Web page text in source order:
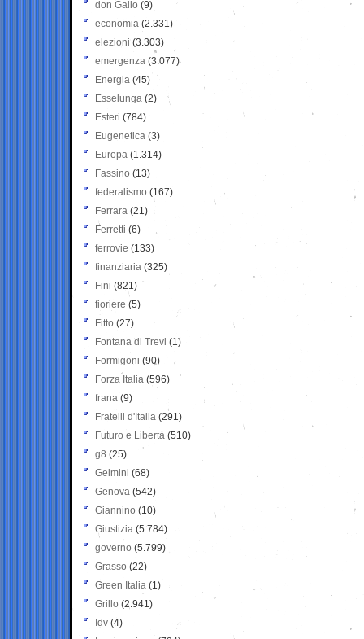
don Gallo (9)
economia (2.331)
elezioni (3.303)
emergenza (3.077)
Energia (45)
Esselunga (2)
Esteri (784)
Eugenetica (3)
Europa (1.314)
Fassino (13)
federalismo (167)
Ferrara (21)
Ferretti (6)
ferrovie (133)
finanziaria (325)
Fini (821)
fioriere (5)
Fitto (27)
Fontana di Trevi (1)
Formigoni (90)
Forza Italia (596)
frana (9)
Fratelli d'Italia (291)
Futuro e Libertà (510)
g8 (25)
Gelmini (68)
Genova (542)
Giannino (10)
Giustizia (5.784)
governo (5.799)
Grasso (22)
Green Italia (1)
Grillo (2.941)
Idv (4)